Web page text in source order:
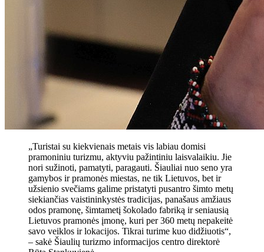
„Turistai su kiekvienais metais vis labiau domisi
pramoniniu turizmu, aktyviu pažintiniu laisvalaikiu. Jie
nori sužinoti, pamatyti, paragauti. Šiauliai nuo seno yra
gamybos ir pramonės miestas, ne tik Lietuvos, bet ir
užsienio svečiams galime pristatyti pusantro šimto metų
siekiančias vaistininkystės tradicijas, panašaus amžiaus
odos pramonę, šimtametį šokolado fabriką ir seniausią
Lietuvos pramonės įmonę, kuri per 360 metų nepakeitė
savo veiklos ir lokacijos. Tikrai turime kuo didžiuotis“,
– sakė Šiaulių turizmo informacijos centro direktorė